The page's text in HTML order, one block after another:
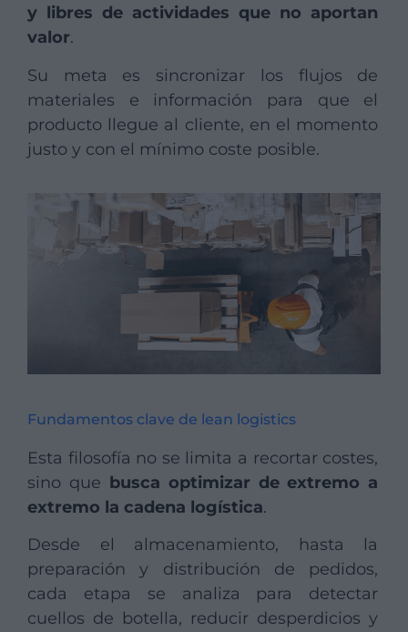
y libres de actividades que no aportan
valor.
Su meta es sincronizar los flujos de
materiales e información para que el
producto llegue al cliente, en el momento
justo y con el mínimo coste posible.
Fundamentos clave de lean logistics
Esta filosofía no se limita a recortar costes,
sino que busca optimizar de extremo a
extremo la cadena logística.
Desde el almacenamiento, hasta la
preparación y distribución de pedidos,
cada etapa se analiza para detectar
cuellos de botella, reducir desperdicios y